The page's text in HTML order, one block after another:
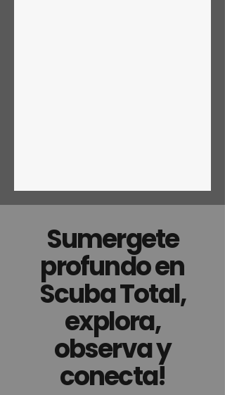
Sumergete
profundo en
Scuba Total,
explora,
observa y
conecta!